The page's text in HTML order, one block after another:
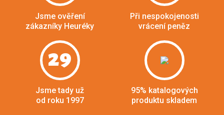
Jsme ověření
zákazníky Heuréky
Při nespokojenosti
vrácení peněz
29
Jsme tady už
od roku 1997
95% katalogových
produktu skladem